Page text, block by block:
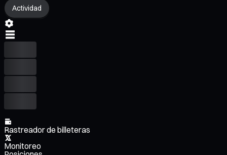
Actividad
Rastreador de billeteras
Monitoreo